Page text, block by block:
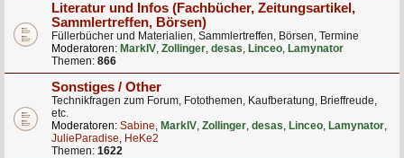
Literatur und Infos (Fachbücher, Zeitungsartikel,
Sammlertreffen, Börsen)
Füllerbücher und Materialien, Sammlertreffen, Börsen, Termine
Moderatoren: MarkIV, Zollinger, desas, Linceo, Lamynator
Themen: 866
Sonstiges / Other
Technikfragen zum Forum, Fotothemen, Kaufberatung, Brieffreude,
etc.
Moderatoren: Sabine, MarkIV, Zollinger, desas, Linceo, Lamynator,
JulieParadise, HeKe2
Themen: 1622